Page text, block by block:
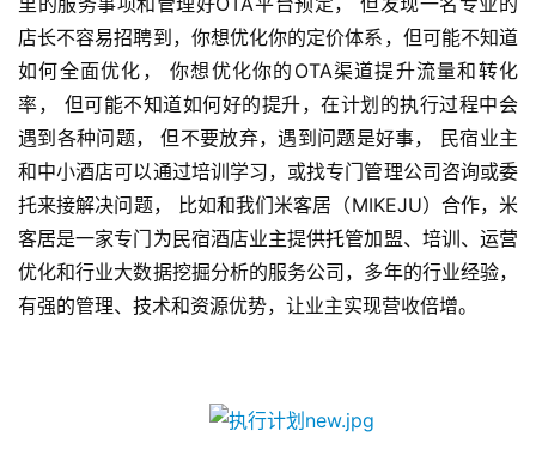
娱
乐
综
艺
房
产
家
具
店长不容易招聘到，你想优化你的定价体系，但可能不知道
如何全面优化， 你想优化你的OTA渠道提升流量和转化
率， 但可能不知道如何好的提升，在计划的执行过程中会
遇到各种问题， 但不要放弃，遇到问题是好事， 民宿业主
和中小酒店可以通过培训学习，或找专门管理公司咨询或委
托来接解决问题， 比如和我们米客居（MIKEJU）合作，米
客居是一家专门为民宿酒店业主提供托管加盟、培训、运营
优化和行业大数据挖掘分析的服务公司，多年的行业经验，
有强的管理、技术和资源优势，让业主实现营收倍增。